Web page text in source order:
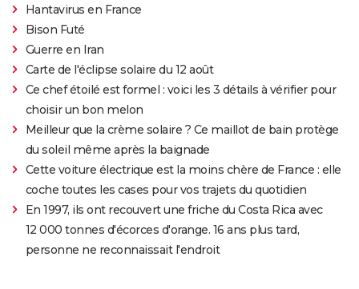
Hantavirus en France
Bison Futé
Guerre en Iran
Carte de l'éclipse solaire du 12 août
Ce chef étoilé est formel : voici les 3 détails à vérifier pour
choisir un bon melon
Meilleur que la crème solaire ? Ce maillot de bain protège
du soleil même après la baignade
Cette voiture électrique est la moins chère de France : elle
coche toutes les cases pour vos trajets du quotidien
En 1997, ils ont recouvert une friche du Costa Rica avec
12 000 tonnes d'écorces d'orange. 16 ans plus tard,
personne ne reconnaissait l'endroit